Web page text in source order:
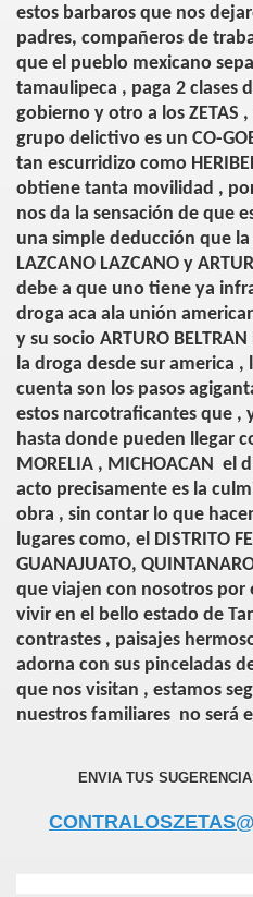
estos barbaros que nos
padres, compañeros de
que el pueblo mexicano
tamaulipeca , paga 2 clases
gobierno y otro a los ZETAS
grupo delictivo es un CO-
tan escurridizo como
obtiene tanta movilidad ,
nos da la sensación de que
una simple deducción que la
LAZCANO LAZCANO y
debe a que uno tiene ya
droga aca ala unión
y su socio ARTURO BELTRAN
la droga desde sur america
cuenta son los pasos
estos narcotraficantes que ,
hasta donde pueden llegar
MORELIA , MICHOACAN el
acto precisamente es la
obra , sin contar lo que
lugares como, el DISTRITO
GUANAJUATO,
que viajen con nosotros por
vivir en el bello estado de
contrastes , paisajes
adorna con sus pinceladas
que nos visitan , estamos
nuestros familiares no será
ENVIA TUS